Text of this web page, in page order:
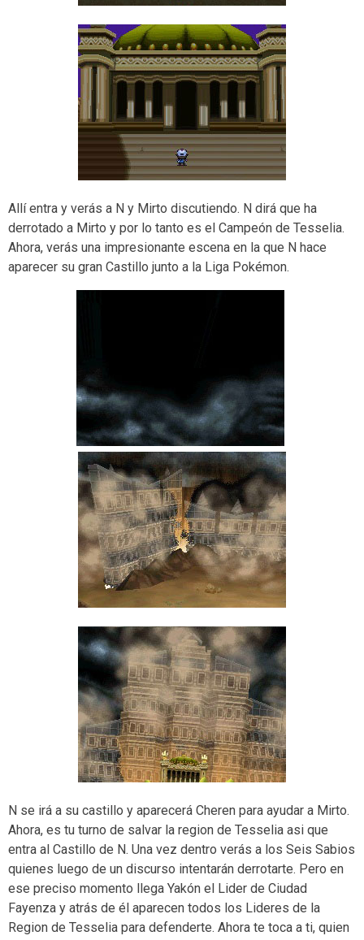
Allí entra y verás a N y Mirto discutiendo. N dirá que ha
derrotado a Mirto y por lo tanto es el Campeón de Tesselia.
Ahora, verás una impresionante escena en la que N hace
aparecer su gran Castillo junto a la Liga Pokémon.
N se irá a su castillo y aparecerá Cheren para ayudar a Mirto.
Ahora, es tu turno de salvar la region de Tesselia asi que
entra al Castillo de N. Una vez dentro verás a los Seis Sabios
quienes luego de un discurso intentarán derrotarte. Pero en
ese preciso momento llega Yakón el Lider de Ciudad
Fayenza y atrás de él aparecen todos los Lideres de la
Region de Tesselia para defenderte. Ahora te toca a ti, quien